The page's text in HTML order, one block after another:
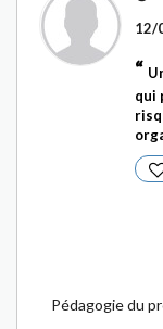
12/
qui
Pédagogie du